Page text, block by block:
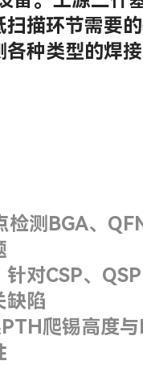
扫描环节需要
各种类型的焊
检测BGA、
对CSP、
缺陷
爬锡高度